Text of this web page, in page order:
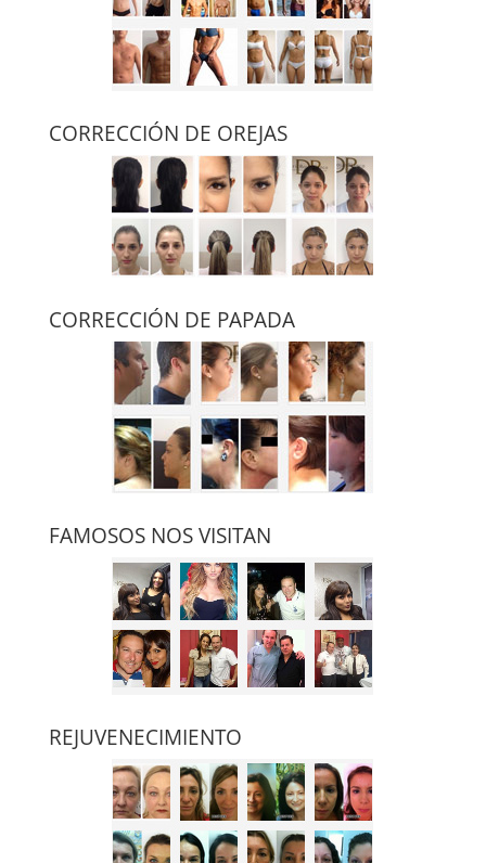
CORRECCIÓN DE OREJAS
CORRECCIÓN DE PAPADA
FAMOSOS NOS VISITAN
REJUVENECIMIENTO